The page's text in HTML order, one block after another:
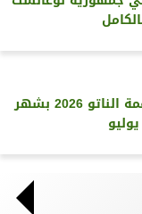
أنقرة تستعد لقمة الناتو 2026 بشهر
يوليو